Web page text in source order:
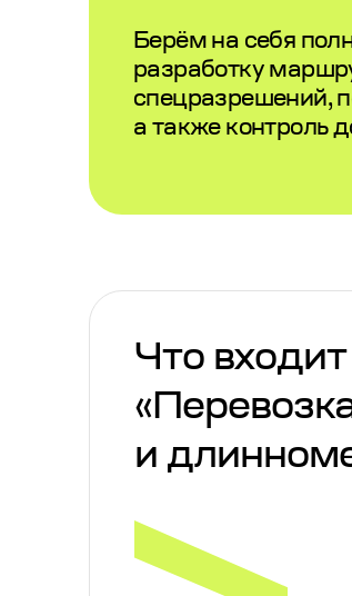
Берём на себя
разработку
спецразрешений,
а также контроль
Что входит
и